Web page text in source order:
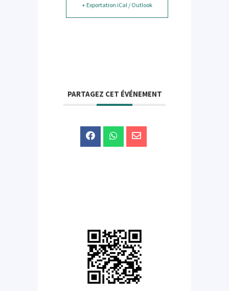
+ Exportation iCal / Outlook
PARTAGEZ CET ÉVÉNEMENT